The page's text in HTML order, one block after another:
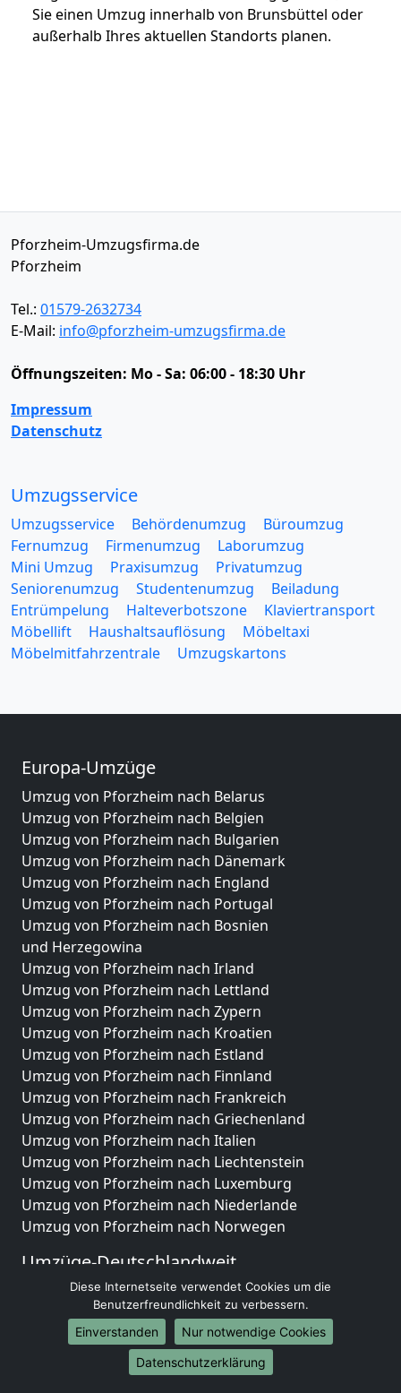
Sie einen Umzug innerhalb von Brunsbüttel oder
außerhalb Ihres aktuellen Standorts planen.
Pforzheim-Umzugsfirma.de
Pforzheim
Tel.: 01579-2632734
E-Mail: info@pforzheim-umzugsfirma.de
Öffnungszeiten: Mo - Sa: 06:00 - 18:30 Uhr
Impressum
Datenschutz
Umzugsservice
Umzugsservice Behördenumzug
Büroumzug
Fernumzug
Firmenumzug
Laborumzug
Mini Umzug
Praxisumzug
Privatumzug
Seniorenumzug
Studentenumzug
Beiladung
Entrümpelung
Halteverbotszone
Klaviertransport
Möbellift
Haushaltsauflösung
Möbeltaxi
Möbelmitfahrzentrale
Umzugskartons
Europa-Umzüge
Umzug von Pforzheim nach Belarus
Umzug von Pforzheim nach Belgien
Umzug von Pforzheim nach Bulgarien
Umzug von Pforzheim nach Dänemark
Umzug von Pforzheim nach England
Umzug von Pforzheim nach Portugal
Umzug von Pforzheim nach Bosnien
und Herzegowina
Umzug von Pforzheim nach Irland
Umzug von Pforzheim nach Lettland
Umzug von Pforzheim nach Zypern
Umzug von Pforzheim nach Kroatien
Umzug von Pforzheim nach Estland
Umzug von Pforzheim nach Finnland
Umzug von Pforzheim nach Frankreich
Umzug von Pforzheim nach Griechenland
Umzug von Pforzheim nach Italien
Umzug von Pforzheim nach Liechtenstein
Umzug von Pforzheim nach Luxemburg
Umzug von Pforzheim nach Niederlande
Umzug von Pforzheim nach Norwegen
Umzüge-Deutschlandweit
Umzug von Pforzheim nach Berlin
Umzug von Pforzheim nach Hamburg
Umzug von Pforzheim nach München
Umzug von Pforzheim nach Köln
Umzug von Pforzheim nach Frankfurt am Main
Diese Internetseite verwendet Cookies um die
Benutzerfreundlichkeit zu verbessern.
Einverstanden
Nur notwendige Cookies
Datenschutzerklärung